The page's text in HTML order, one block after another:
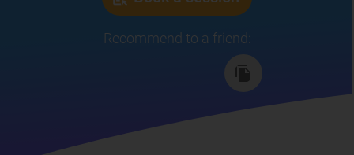
Recommend to a friend :